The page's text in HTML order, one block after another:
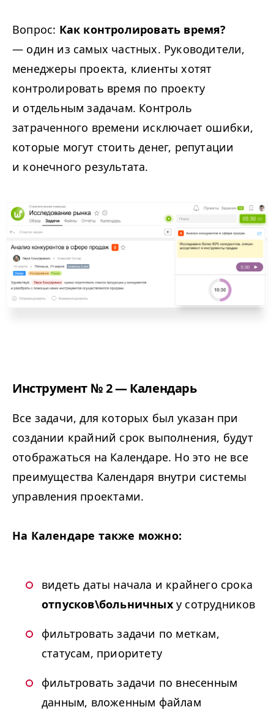
Вопрос: Как контролировать время?
— один из самых частных. Руководители,
менеджеры проекта, клиенты хотят
контролировать время по проекту
и отдельным задачам. Контроль
затраченного времени исключает ошибки,
которые могут стоить денег, репутации
и конечного результата.
Инструмент № 2 — Календарь
Все задачи, для которых был указан при
создании крайний срок выполнения, будут
отображаться на Календаре. Но это не все
преимущества Календаря внутри системы
управления проектами.
На Календаре также можно:
видеть даты начала и крайнего срока
отпусков\больничныху сотрудников
фильтровать задачи по меткам,
статусам, приоритету
фильтровать задачи по внесенным
данным, вложенным файлам